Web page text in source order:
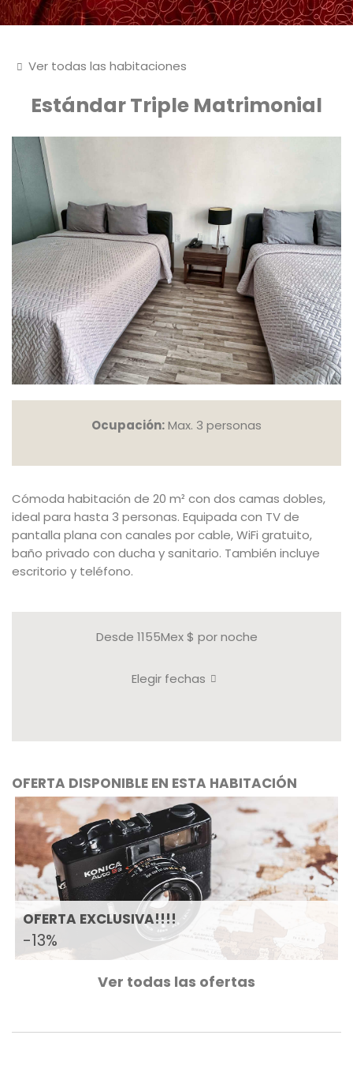
Ver todas las habitaciones
Estándar Triple Matrimonial
Ocupación:Max. 3 personas
Cómoda habitación de 20 m² con dos camas dobles,
ideal para hasta 3 personas. Equipada con TV de
pantalla plana con canales por cable, WiFi gratuito,
baño privado con ducha y sanitario. También incluye
escritorio y teléfono.
Desde 1155Mex $ por noche
Elegir fechas
OFERTA DISPONIBLE EN ESTA HABITACIÓN
OFERTA EXCLUSIVA!!!!
-13%
Ver todas las ofertas